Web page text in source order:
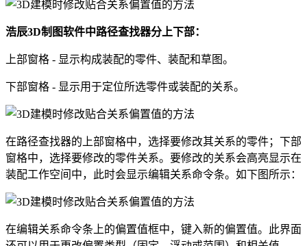
浩辰3D制图软件中路径查找器分上下部：
上部窗格 - 显示构成装配的零件、装配和草图。
下部窗格 - 显示用于定位所选零件或装配的关系。
在路径查找器的上部窗格中，选择要修改其关系的零件；下部
窗格中，选择要修改的零件关系。要修改的关系会高亮显示在
装配工作空间中，此时会显示编辑关系命令条。如下图所示：
在编辑关系命令条上的偏置值框中，键入新的偏置值。此界面